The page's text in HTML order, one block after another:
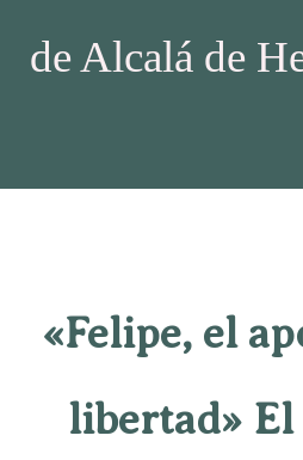
de Alcalá de
«Felipe, el
libertad»